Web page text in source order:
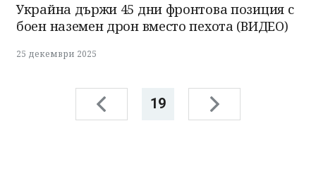
Украйна държи 45 дни фронтова позиция с
боен наземен дрон вместо пехота (ВИДЕО)
25 декември 2025
19